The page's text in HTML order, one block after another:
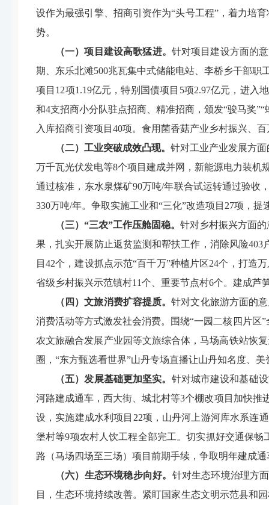
设作为最强引擎、招商引资作为“头号工程”，着力培
势。
（一）项目建设高歌猛进。 针对项目建设方面的
期、东乐北滩500兆瓦集中式储能电站、李桥乡干部
项目12项1.19亿元，特别国债项目5项2.97亿元，进入
和4支招商小分队驻点招商、精准招商，颁发“骏马奖
入库招商引资项目40项。食用菌香菇产业乡村振兴、
（二）工业突破成效凸现。 针对工业产业发展方面
万千瓦光伏发电等8个项目建成并网 ，新能源电力装机
通过核准，东水泉煤矿90万吨/年联合试运转通过验收
330万吨/年。争取实施工业和“三化”改造项目27项 ，提
（三）“三农”工作压舱固稳。 针对乡村振兴方面的
果，扎实开展防止返贫监测和帮扶工作，消除风险403
目42个，建设抓点示范“百千万”种植片区24个，打造
省级乡村振兴示范镇村11个、重要节点村6个。建成芦
（四）文旅消费扩容提质。针对文化旅游方面的
消费活动等方式激发社会消费。围绕“一园二核四片区
农文旅融合发展产业园等文旅综合体，马场高铁站恢
圈，“东方甄选看世界”山丹专场直播让山丹知名度、
（五）发展基础更加坚实。 针对城市建设和基础
河路建成通车，西大街 、城北村等3个棚改项目 加快推
设，实施建成水利项目22项，山丹河上游河库水系连
堡村等9项农村人饮工程全部完工。切实抓好交通保
路（马场四场至三场）项目前期手续，争取明年建成
（六）生态环境稳步向好。 针对生态环境治理方
目，生态环境持续改善。紧盯国家生态文明示范县和